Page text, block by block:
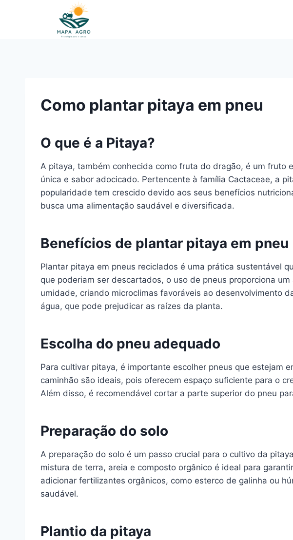
Como plantar pitaya em pneu
O que é a Pitaya?
A pitaya, também conhecida como fruta do dragão, é um fruto
única e sabor adocicado. Pertencente à família Cactaceae, a
popularidade tem crescido devido aos seus benefícios
busca uma alimentação saudável e diversificada.
Benefícios de plantar pitaya em pneu
Plantar pitaya em pneus reciclados é uma prática sustentável
que poderiam ser descartados, o uso de pneus proporciona
umidade, criando microclimas favoráveis ao desenvolvimento
água, que pode prejudicar as raízes da planta.
Escolha do pneu adequado
Para cultivar pitaya, é importante escolher pneus que estejam
caminhão são ideais, pois oferecem espaço suficiente para o
Além disso, é recomendável cortar a parte superior do pneu
Preparação do solo
A preparação do solo é um passo crucial para o cultivo da
mistura de terra, areia e composto orgânico é ideal para
adicionar fertilizantes orgânicos, como esterco de galinha ou
saudável.
Plantio da pitaya